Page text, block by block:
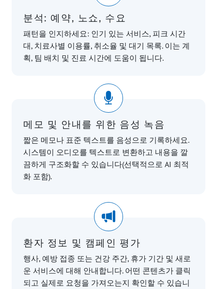
분석: 예약, 노쇼, 수요
패턴을 인지하세요: 인기 있는 서비스, 피크 시간
대, 치료사별 이용률, 취소율 및 대기 목록. 이는 계
획, 팀 배치 및 진료 시간에 도움이 됩니다.
메모 및 안내를 위한 음성 녹음
짧은 메모나 표준 텍스트를 음성으로 기록하세요.
시스템이 오디오를 텍스트로 변환하고 내용을 깔
끔하게 구조화할 수 있습니다(선택적으로 AI 최적
화 포함).
환자 정보 및 캠페인 평가
행사, 예방 접종 또는 건강 주간, 휴가 기간 및 새로
운 서비스에 대해 안내합니다. 어떤 콘텐츠가 클릭
되고 실제로 요청을 가져오는지 확인할 수 있습니